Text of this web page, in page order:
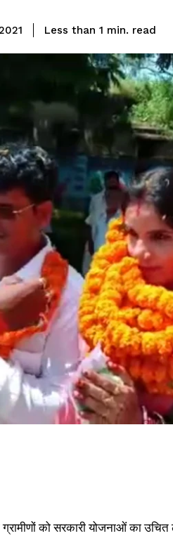
घोटाला का है आरोप – कमलेश कुमार
ने
Less than 1 min. read
को सरकारी योजनाओं का